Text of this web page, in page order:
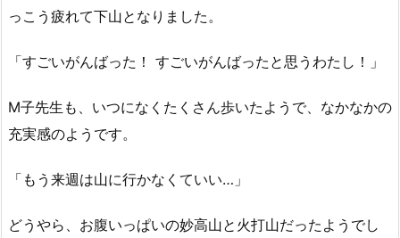
っこう疲れて下山となりました。
「すごいがんばった！ すごいがんばったと思うわたし！」
M子先生も、いつになくたくさん歩いたようで、なかなかの
充実感のようです。
「もう来週は山に行かなくていい…」
どうやら、お腹いっぱいの妙高山と火打山だったようでし